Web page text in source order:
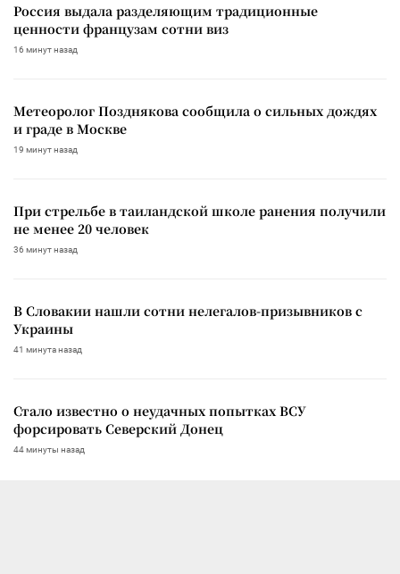
Россия выдала разделяющим традиционные
ценности французам сотни виз
16 минут назад
Метеоролог Позднякова сообщила о сильных дождях
и граде в Москве
19 минут назад
При стрельбе в таиландской школе ранения получили
не менее 20 человек
36 минут назад
В Словакии нашли сотни нелегалов-призывников с
Украины
41 минута назад
Стало известно о неудачных попытках ВСУ
форсировать Северский Донец
44 минуты назад